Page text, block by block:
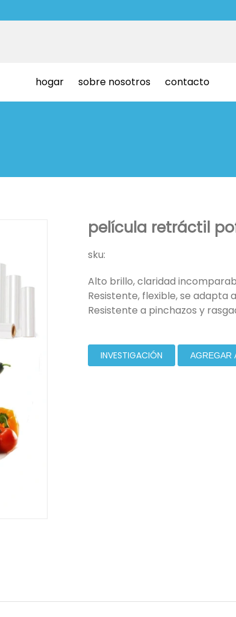
hogar sobre nosotros contacto
película retráctil
sku:
Alto brillo, claridad
Resistente, flexible, se adapta
Resistente a pinchazos y
INVESTIGACIÓN AGREGAR